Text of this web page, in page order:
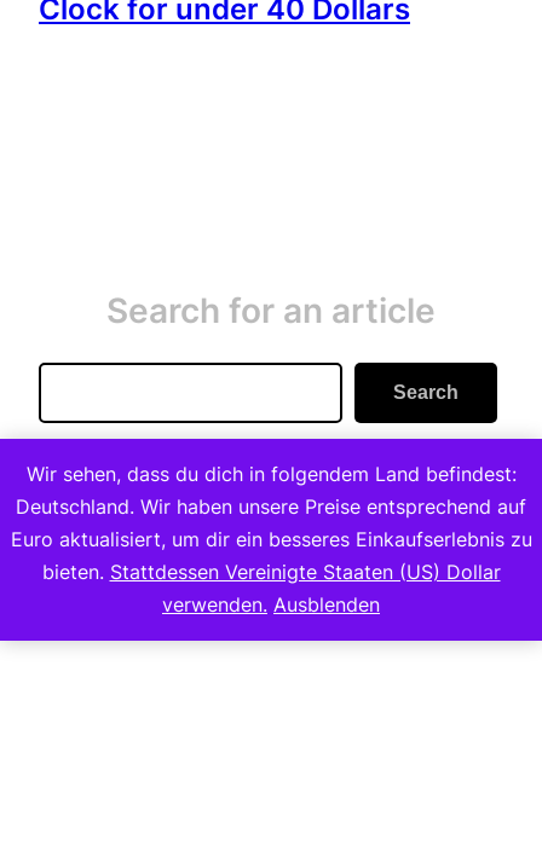
Clock for under 40 Dollars
Search for an article
Search
Copyright 2023
Wir sehen, dass du dich in folgendem Land befindest:
Deutschland. Wir haben unsere Preise entsprechend auf
Euro aktualisiert, um dir ein besseres Einkaufserlebnis zu
bieten. Stattdessen Vereinigte Staaten (US) Dollar
verwenden. Ausblenden